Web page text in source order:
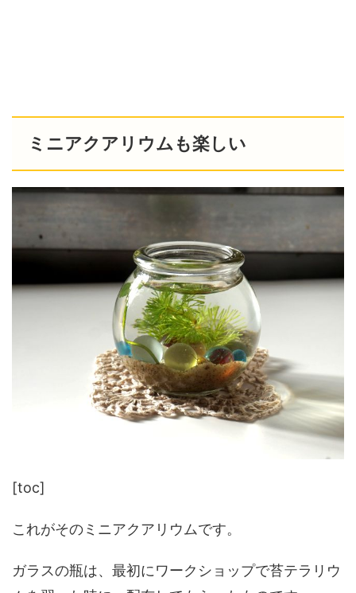
ミニアクアリウムも楽しい
[toc]
これがそのミニアクアリウムです。
ガラスの瓶は、最初にワークショップで苔テラリウ